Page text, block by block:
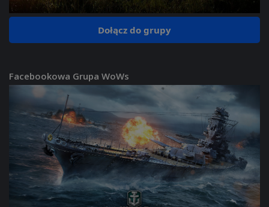
Dołącz do grupy
Facebookowa Grupa WoWs